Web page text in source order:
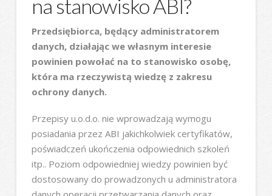
na stanowisko ABI?
Przedsiębiorca, będący administratorem
danych, działając we własnym interesie
powinien powołać na to stanowisko osobę,
która ma rzeczywistą wiedzę z zakresu
ochrony danych.
Przepisy u.o.d.o. nie wprowadzają wymogu
posiadania przez ABI jakichkolwiek certyfikatów,
poświadczeń ukończenia odpowiednich szkoleń
itp.. Poziom odpowiedniej wiedzy powinien być
dostosowany do prowadzonych u administratora